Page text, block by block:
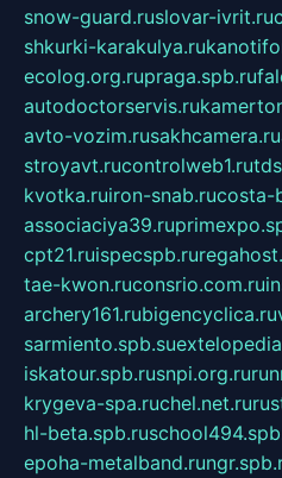
snow-guard.ruslovar-ivrit.ru
shkurki-karakulya.ru
ecolog.org.rupraga.spb.ru
autodoctorservis.ru
avto-vozim.rusakhcamera.ru
stroyavt.rucontrolweb1.ru
kvotka.ruiron-snab.rucosta-
associaciya39.ru
cpt21.ruispecspb.ru
tae-kwon.ruconsrio.com.ru
archery161.rubigencyclica.ru
sarmiento.spb.su
iskatour.spb.rusnpi.org.ru
krygeva-spa.ruchel.net.ru
hl-beta.spb.ru
epoha-metalband.ru